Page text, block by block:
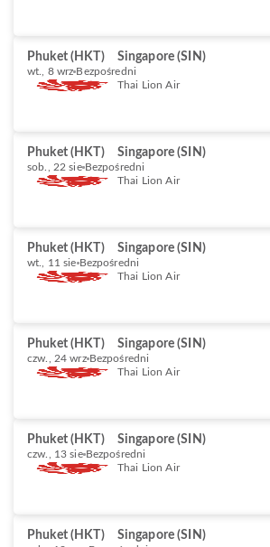
Phuket (HKT) Singapore (SIN)
wt., 8 wrz Bezpośredni
Thai Lion Air
Phuket (HKT) Singapore (SIN)
sob., 22 sie Bezpośredni
Thai Lion Air
Phuket (HKT) Singapore (SIN)
wt., 11 sie Bezpośredni
Thai Lion Air
Phuket (HKT) Singapore (SIN)
czw., 24 wrz Bezpośredni
Thai Lion Air
Phuket (HKT) Singapore (SIN)
czw., 13 sie Bezpośredni
Thai Lion Air
Phuket (HKT) Singapore (SIN)